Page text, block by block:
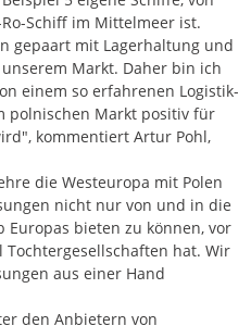
Schiff im Mittelmeer ist.
gepaart mit Lagerhaltung und
Markt. Daher bin ich
einem so erfahrenen Logistik-
polnischen Markt positiv für
kommentiert Artur Pohl,
die Westeuropa mit Polen
nicht nur von und in die
bieten zu können, vor
hat. Wir
aus einer Hand
den Anbietern von